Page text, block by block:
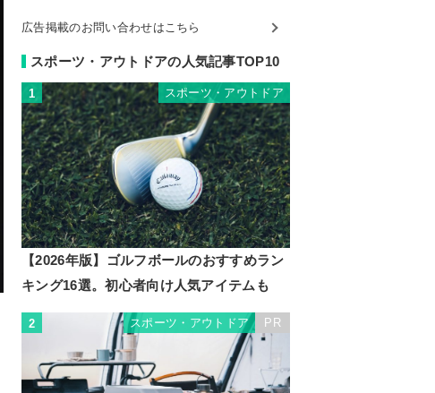
広告掲載のお問い合わせはこちら
スポーツ・アウトドアの人気記事TOP10
1 スポーツ・アウトドア
【2026年版】ゴルフボールのおすすめラン
キング16選。初心者向け人気アイテムも
2 スポーツ・アウトドア PR